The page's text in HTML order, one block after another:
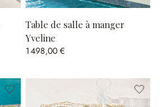
Table de salle à manger
Yveline
1 498,00 €